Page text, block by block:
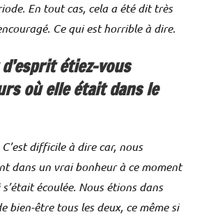
En tout cas, cela a été dit très
Ce qui est horrible à dire.
étiez-vous
où elle était dans le
difficile à dire car, nous
dans un vrai bonheur à ce moment
écoulée. Nous étions dans
bien-être tous les deux, ce même si